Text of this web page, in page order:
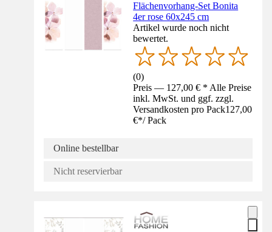
Flächenvorhang-Set Bonita
4er rose 60x245 cm
Artikel wurde noch nicht
bewertet.
(0)
Preis — 127,00 € * Alle Preise
inkl. MwSt. und ggf. zzgl.
Versandkosten pro Pack127,00
€*/ Pack
Online bestellbar
Nicht reservierbar